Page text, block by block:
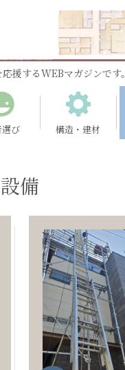
援するWEBマガジンです。
び 構造・建材
設備